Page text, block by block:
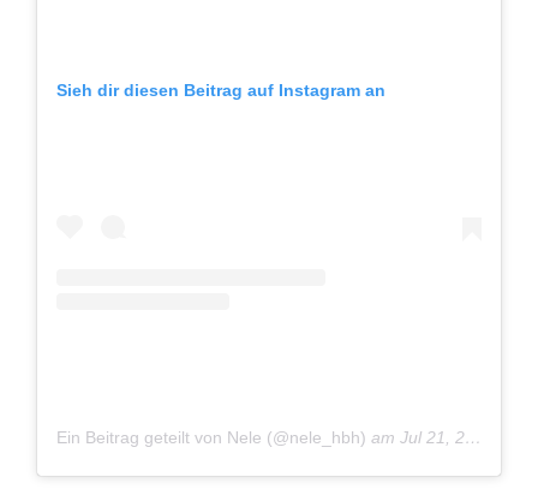
Sieh dir diesen Beitrag auf Instagram an
Ein Beitrag geteilt von Nele (@nele_hbh) am Jul 21, 2017 um 4:14 PDT